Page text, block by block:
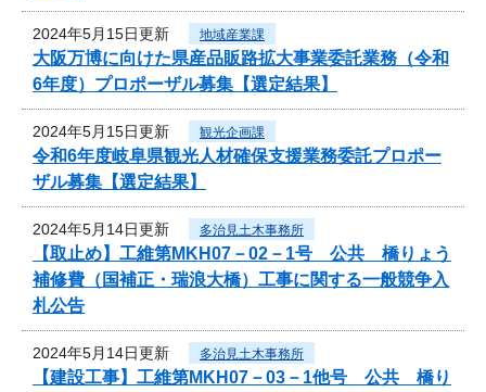
2024年5月15日更新 地域産業課
大阪万博に向けた県産品販路拡大事業委託業務（令和
6年度）プロポーザル募集【選定結果】
2024年5月15日更新 観光企画課
令和6年度岐阜県観光人材確保支援業務委託プロポー
ザル募集【選定結果】
2024年5月14日更新 多治見土木事務所
【取止め】工維第MKH07－02－1号 公共 橋りょう
補修費（国補正・瑞浪大橋）工事に関する一般競争入
札公告
2024年5月14日更新 多治見土木事務所
【建設工事】工維第MKH07－03－1他号 公共 橋り